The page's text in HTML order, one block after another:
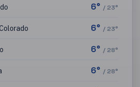
6° / 23°
6° / 23°
6° / 28°
6° / 28°